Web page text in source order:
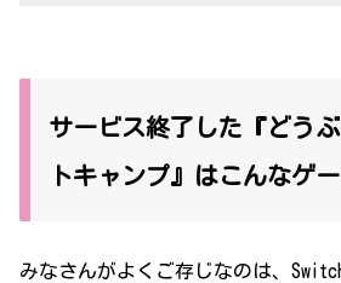
サービス終了した『どう
トキャンプ』はこんなゲ
みなさんがよくご存じなのは、